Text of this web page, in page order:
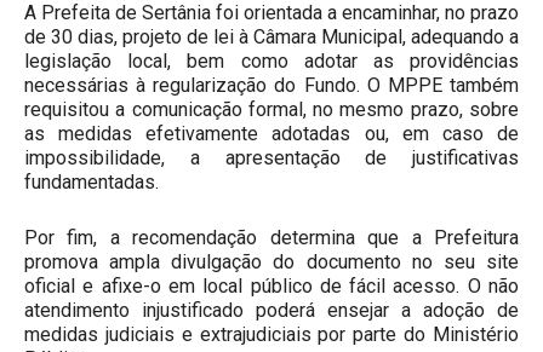
A Prefeita de Sertânia foi orientada a encaminhar, no prazo
de 30 dias, projeto de lei à Câmara Municipal, adequando a
legislação local, bem como adotar as providências
necessárias à regularização do Fundo. O MPPE também
requisitou a comunicação formal, no mesmo prazo, sobre
as medidas efetivamente adotadas ou, em caso de
impossibilidade, a apresentação de justificativas
fundamentadas.
Por fim, a recomendação determina que a Prefeitura
promova ampla divulgação do documento no seu site
oficial e afixe-o em local público de fácil acesso. O não
atendimento injustificado poderá ensejar a adoção de
medidas judiciais e extrajudiciais por parte do Ministério